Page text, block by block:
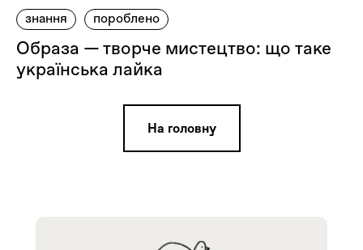
знання пороблено
Образа — творче мистецтво: що таке
українська лайка
На головну